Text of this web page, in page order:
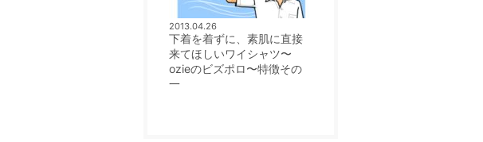
2013.04.26
下着を着ずに、素肌に直接
来てほしいワイシャツ〜
ozieのビズポロ〜特徴その
一